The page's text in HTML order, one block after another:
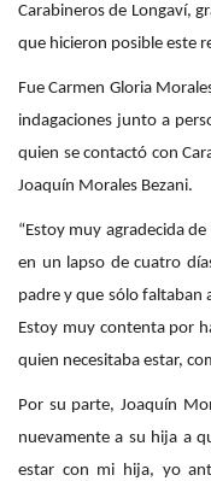
Carabineros de Longaví,
que hicieron posible este
Fue Carmen Gloria
indagaciones junto a
quien se contactó con
Joaquín Morales Bezani.
“Estoy muy agradecida
en un lapso de cuatro
padre y que sólo faltaban
Estoy muy contenta por
quien necesitaba estar,
Por su parte, Joaquín
nuevamente a su hija a
estar con mi hija, yo